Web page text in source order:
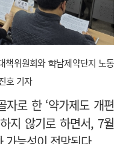
책위원회와 햑남제약단지 노동
호 기자
로 한 ‘약가제도 개편
지 않기로 하면서, 7월